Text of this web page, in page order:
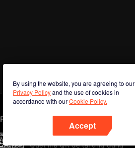
By using the website, you are agreeing to our
Privacy Policyand the use of cookies in
accordance with ourCookie Policy.
Accept
Phone
Quét mã QR để tải ứng dụng